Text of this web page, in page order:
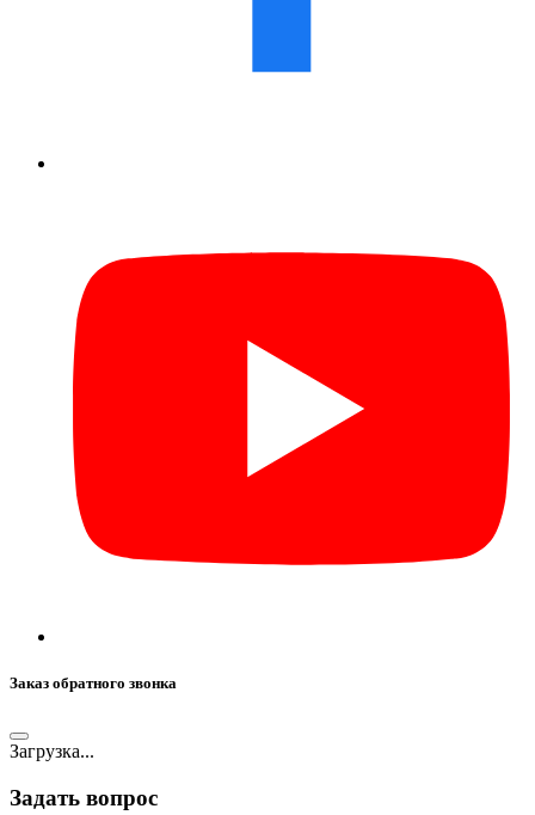
Заказ обратного звонка
Загрузка...
Задать вопрос